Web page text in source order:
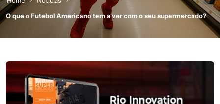
O que o Futebol Americano tem a ver com o seu supermercado?